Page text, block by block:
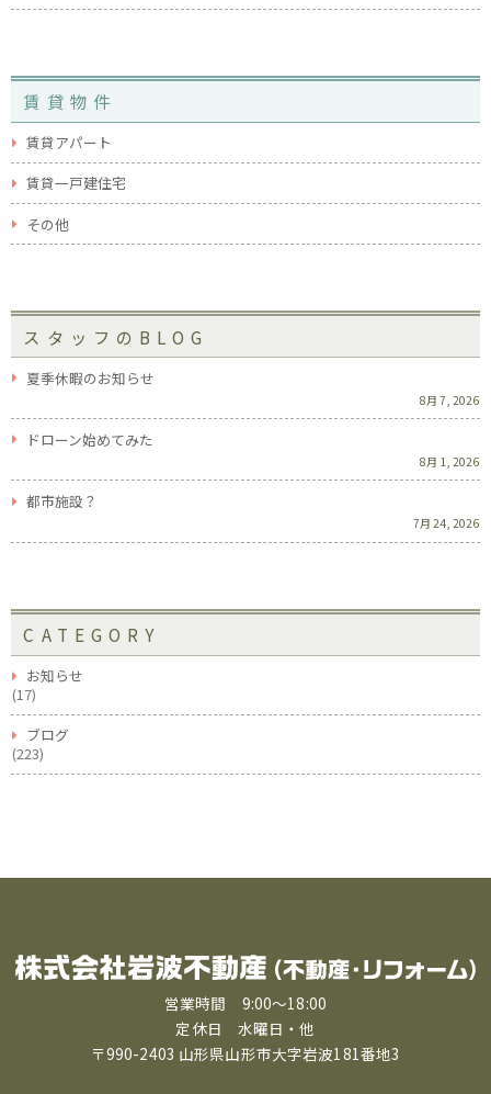
賃貸物件
賃貸アパート
賃貸一戸建住宅
その他
スタッフのBLOG
夏季休暇のお知らせ
8月 7, 2026
ドローン始めてみた
8月 1, 2026
都市施設？
7月 24, 2026
CATEGORY
お知らせ
(17)
ブログ
(223)
営業時間 9:00〜18:00
定休日 水曜日・他
〒990-2403 山形県山形市大字岩波181番地3